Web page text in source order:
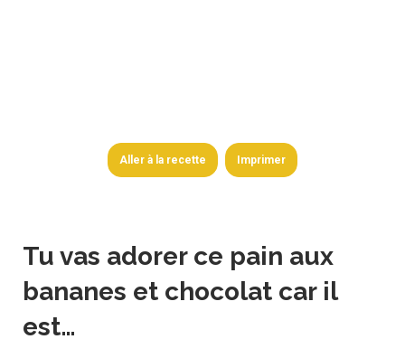
Aller à la recette Imprimer
Tu vas adorer ce pain aux
bananes et chocolat car il
est…